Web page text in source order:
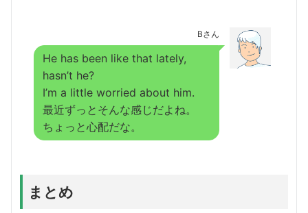
Bさん
He has been like that lately,
hasn’t he?
I’m a little worried about him.
最近ずっとそんな感じだよね。
ちょっと心配だな。
まとめ